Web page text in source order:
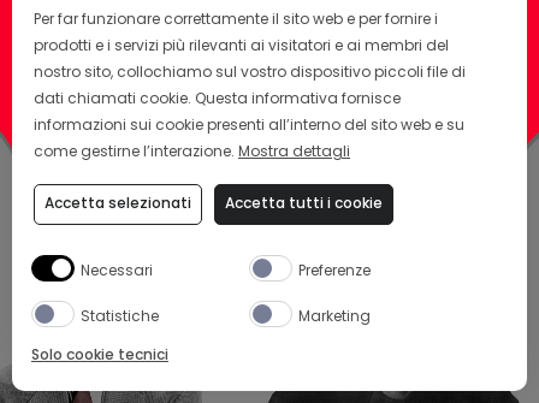
Per far funzionare correttamente il sito web e per fornire i
prodotti e i servizi più rilevanti ai visitatori e ai membri del
nostro sito, collochiamo sul vostro dispositivo piccoli file di
dati chiamati cookie. Questa informativa fornisce
informazioni sui cookie presenti all’interno del sito web e su
come gestirne l’interazione. Mostra dettagli
Solo cookie tecnici
Accetta selezionati Accetta tutti i cookie
Necessari Preferenze
Statistiche Marketing
ingredienti perfetti per stare insieme. Perché il piacere di
conoscersi, di stare insieme e di essere veri amici, possa
essere un lungo momento. Da vivere e condividere con
Camparisoda.